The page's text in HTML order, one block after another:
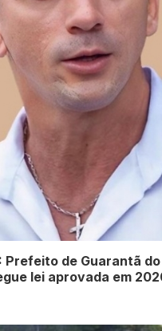
Prefeito de Guarantã
lei aprovada em